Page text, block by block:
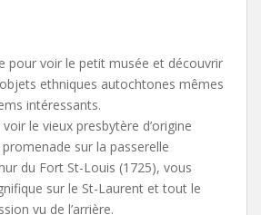
pour voir le petit musée et découvrir
ethniques autochtones mêmes
intéressants.
le vieux presbytère d’origine
sur la passerelle
du Fort St-Louis (1725), vous
sur le St-Laurent et tout le
vu de l’arrière.